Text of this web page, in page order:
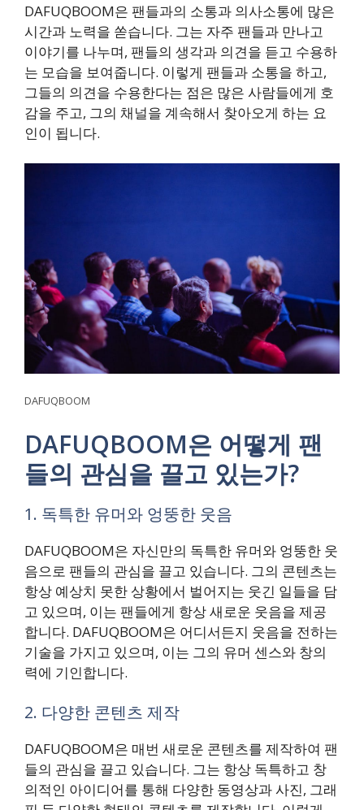
DAFUQBOOM은 팬들과의 소통과 의사소통에 많은
시간과 노력을 쏟습니다. 그는 자주 팬들과 만나고
이야기를 나누며, 팬들의 생각과 의견을 듣고 수용하
는 모습을 보여줍니다. 이렇게 팬들과 소통을 하고,
그들의 의견을 수용한다는 점은 많은 사람들에게 호
감을 주고, 그의 채널을 계속해서 찾아오게 하는 요
인이 됩니다.
DAFUQBOOM
DAFUQBOOM은 어떻게 팬
들의 관심을 끌고 있는가?
1. 독특한 유머와 엉뚱한 웃음
DAFUQBOOM은 자신만의 독특한 유머와 엉뚱한 웃
음으로 팬들의 관심을 끌고 있습니다. 그의 콘텐츠는
항상 예상치 못한 상황에서 벌어지는 웃긴 일들을 담
고 있으며, 이는 팬들에게 항상 새로운 웃음을 제공
합니다. DAFUQBOOM은 어디서든지 웃음을 전하는
기술을 가지고 있으며, 이는 그의 유머 센스와 창의
력에 기인합니다.
2. 다양한 콘텐츠 제작
DAFUQBOOM은 매번 새로운 콘텐츠를 제작하여 팬
들의 관심을 끌고 있습니다. 그는 항상 독특하고 창
의적인 아이디어를 통해 다양한 동영상과 사진, 그래